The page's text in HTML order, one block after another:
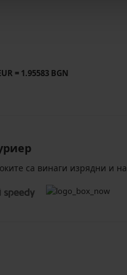
= 1.95583 BGN
са винаги изрядни и